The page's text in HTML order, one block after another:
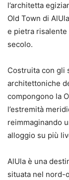
l’architetta
Old Town di
e pietra
secolo.
Costruita con gli
architettoniche
compongono la
l’estremità
reimmaginando
alloggio su più
AlUla è una
situata nel nord-